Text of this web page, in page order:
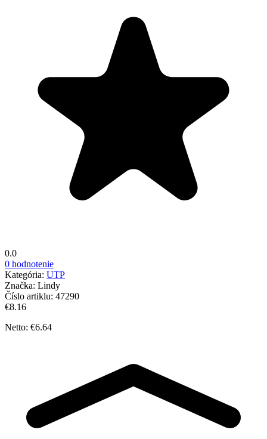
0.0
0 hodnotenie
Kategória: UTP
Značka: Lindy
Číslo artiklu: 47290
€8.16
Netto: €6.64